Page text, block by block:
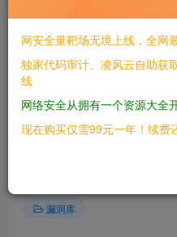
文章版权归作者所有，未经允许
漏洞库
网安全量靶场无境上线，全网
独家代码审计、凌风云自助获
线
网络安全从拥有一个资源大全
现在购买仅需99元一年！续费